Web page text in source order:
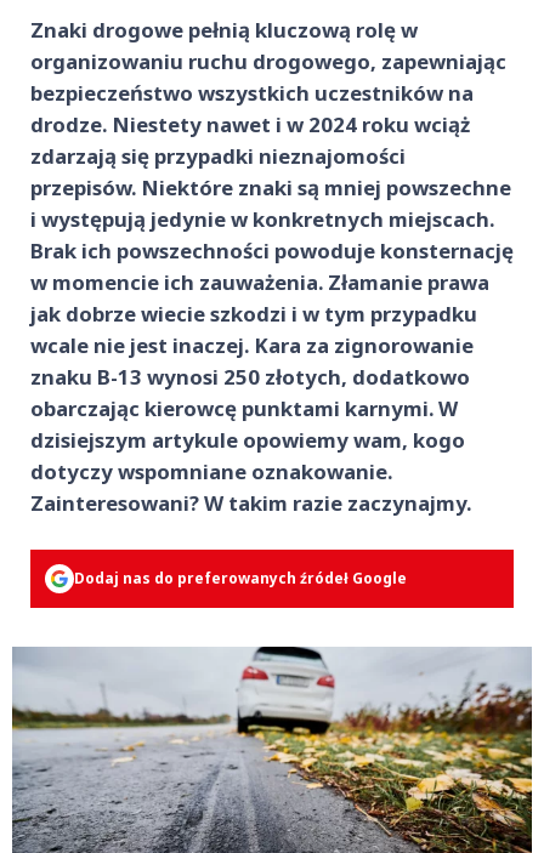
Znaki drogowe pełnią kluczową rolę w
organizowaniu ruchu drogowego, zapewniając
bezpieczeństwo wszystkich uczestników na
drodze. Niestety nawet i w 2024 roku wciąż
zdarzają się przypadki nieznajomości
przepisów. Niektóre znaki są mniej powszechne
i występują jedynie w konkretnych miejscach.
Brak ich powszechności powoduje konsternację
w momencie ich zauważenia. Złamanie prawa
jak dobrze wiecie szkodzi i w tym przypadku
wcale nie jest inaczej. Kara za zignorowanie
znaku B-13 wynosi 250 złotych, dodatkowo
obarczając kierowcę punktami karnymi. W
dzisiejszym artykule opowiemy wam, kogo
dotyczy wspomniane oznakowanie.
Zainteresowani? W takim razie zaczynajmy.
Dodaj nas do preferowanych źródeł Google